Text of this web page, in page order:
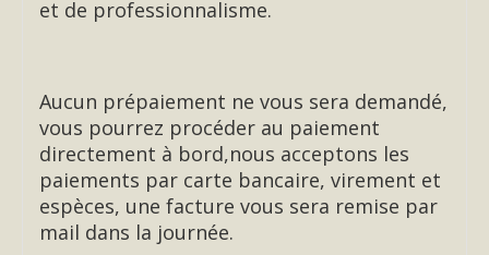
et de professionnalisme.
Aucun prépaiement ne vous sera demandé,
vous pourrez procéder au paiement
directement à bord,nous acceptons les
paiements par carte bancaire, virement et
espèces, une facture vous sera remise par
mail dans la journée.